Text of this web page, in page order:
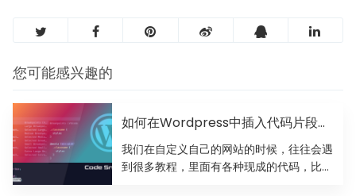
您可能感兴趣的
如何在Wordpress中插入代码片段教
程
我们在自定义自己的网站的时候，往往会遇
到很多教程，里面有各种现成的代码，比如